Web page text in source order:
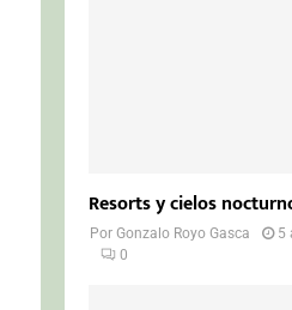
Resorts y cielos
PorGonzalo Royo Gasca
5
0